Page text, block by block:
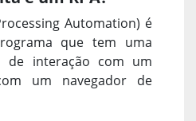
Automation) é
que tem uma
de interação com um
um navegador de